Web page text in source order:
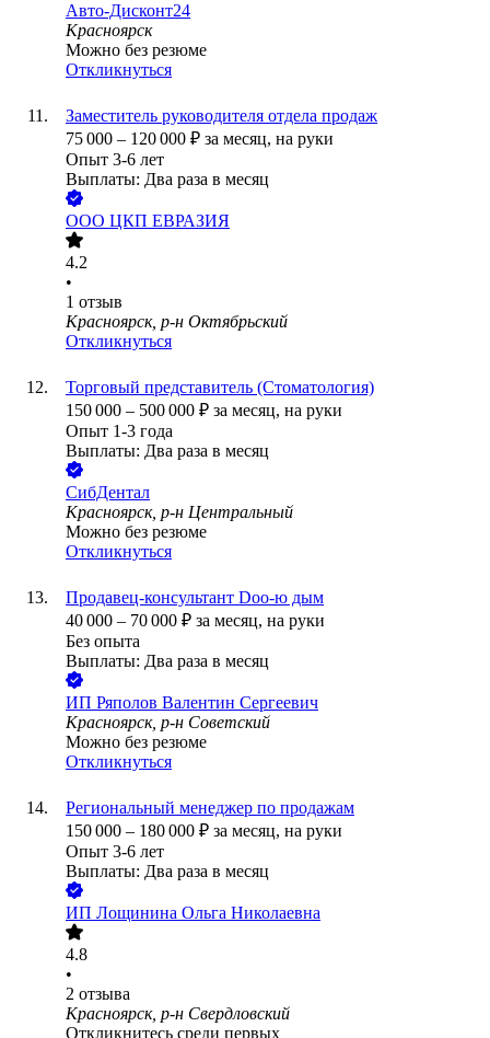
Авто-Дисконт24
Красноярск
Можно без резюме
Откликнуться
Заместитель руководителя отдела продаж
75 000 – 120 000 ₽ за месяц, на руки
Опыт 3-6 лет
Выплаты: Два раза в месяц
ООО ЦКП ЕВРАЗИЯ
4.2
•
1 отзыв
Красноярск, р-н Октябрьский
Откликнуться
Торговый представитель (Стоматология)
150 000 – 500 000 ₽ за месяц, на руки
Опыт 1-3 года
Выплаты: Два раза в месяц
СибДентал
Красноярск, р-н Центральный
Можно без резюме
Откликнуться
Продавец-консультант Doo-ю дым
40 000 – 70 000 ₽ за месяц, на руки
Без опыта
Выплаты: Два раза в месяц
ИП Ряполов Валентин Сергеевич
Красноярск, р-н Советский
Можно без резюме
Откликнуться
Региональный менеджер по продажам
150 000 – 180 000 ₽ за месяц, на руки
Опыт 3-6 лет
Выплаты: Два раза в месяц
ИП Лощинина Ольга Николаевна
4.8
•
2 отзыва
Красноярск, р-н Свердловский
Откликнитесь среди первых